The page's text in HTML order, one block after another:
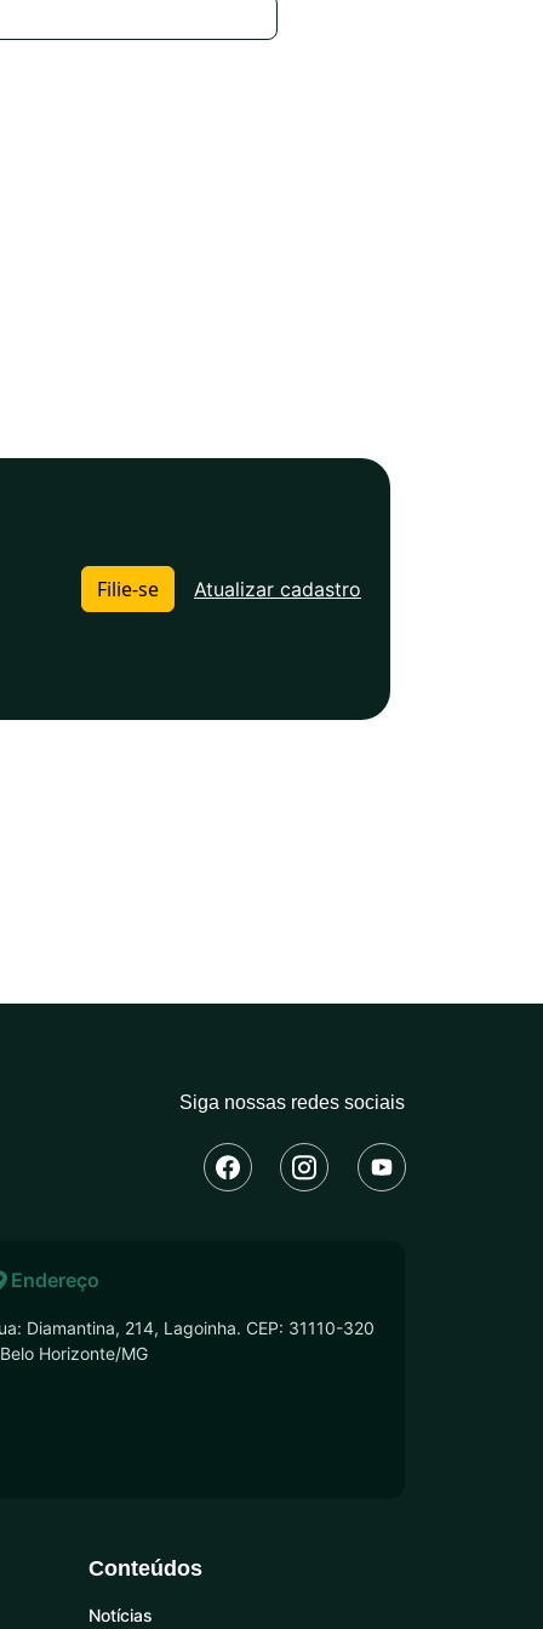
Filie-se Atualizar cadastro
Siga nossas redes sociais
Endereço
Diamantina, 214, Lagoinha. CEP: 31110-320
Horizonte/MG
Conteúdos
Notícias